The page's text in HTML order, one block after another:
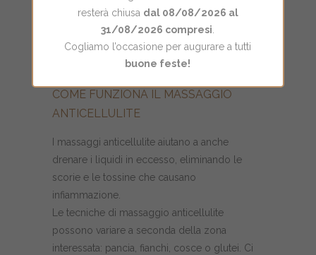
la circolazione sanguigna e favoriscono
l’ossigenazione della pelle, rendendola più
tonica ed elastica e riducendo la pelle a
buccia d’arancia e leadiposità
COME FUNZIONA IL MASSAGGIO
ANTICELLULITE
I massaggi anticellulite aiutano a anche
drenare i liquidi in eccesso, eliminando le
scorie e le tossine che causano
infiammazione.
Le tecniche di massaggio anticellulite
possono variare a seconda della zona
interessata: pancia, fianchi, cosce o glutei. Ci
resterà chiusa dal 08/08/2026 al
31/08/2026 compresi
Cogliamo l’occasione per augurare a tutti
buone feste!